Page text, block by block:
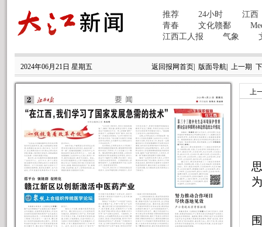
2024年06月21日 星期五 返回报网首页| 版面导航| 上一期
上